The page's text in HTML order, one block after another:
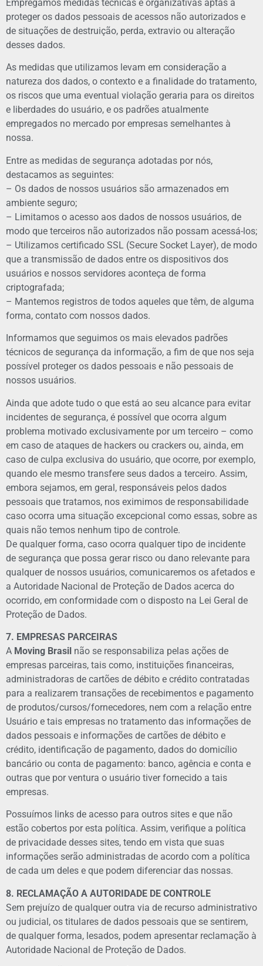
Empregamos medidas técnicas e organizativas aptas a
proteger os dados pessoais de acessos não autorizados e
de situações de destruição, perda, extravio ou alteração
desses dados.
As medidas que utilizamos levam em consideração a
natureza dos dados, o contexto e a finalidade do tratamento,
os riscos que uma eventual violação geraria para os direitos
e liberdades do usuário, e os padrões atualmente
empregados no mercado por empresas semelhantes à
nossa.
Entre as medidas de segurança adotadas por nós,
destacamos as seguintes:
– Os dados de nossos usuários são armazenados em
ambiente seguro;
– Limitamos o acesso aos dados de nossos usuários, de
modo que terceiros não autorizados não possam acessá-los;
– Utilizamos certificado SSL (Secure Socket Layer), de modo
que a transmissão de dados entre os dispositivos dos
usuários e nossos servidores aconteça de forma
criptografada;
– Mantemos registros de todos aqueles que têm, de alguma
forma, contato com nossos dados.
Informamos que seguimos os mais elevados padrões
técnicos de segurança da informação, a fim de que nos seja
possível proteger os dados pessoais e não pessoais de
nossos usuários.
Ainda que adote tudo o que está ao seu alcance para evitar
incidentes de segurança, é possível que ocorra algum
problema motivado exclusivamente por um terceiro – como
em caso de ataques de hackers ou crackers ou, ainda, em
caso de culpa exclusiva do usuário, que ocorre, por exemplo,
quando ele mesmo transfere seus dados a terceiro. Assim,
embora sejamos, em geral, responsáveis pelos dados
pessoais que tratamos, nos eximimos de responsabilidade
caso ocorra uma situação excepcional como essas, sobre as
quais não temos nenhum tipo de controle.
De qualquer forma, caso ocorra qualquer tipo de incidente
de segurança que possa gerar risco ou dano relevante para
qualquer de nossos usuários, comunicaremos os afetados e
a Autoridade Nacional de Proteção de Dados acerca do
ocorrido, em conformidade com o disposto na Lei Geral de
Proteção de Dados.
7. EMPRESAS PARCEIRAS
A Moving Brasil não se responsabiliza pelas ações de
empresas parceiras, tais como, instituições financeiras,
administradoras de cartões de débito e crédito contratadas
para a realizarem transações de recebimentos e pagamento
de produtos/cursos/fornecedores, nem com a relação entre
Usuário e tais empresas no tratamento das informações de
dados pessoais e informações de cartões de débito e
crédito, identificação de pagamento, dados do domicílio
bancário ou conta de pagamento: banco, agência e conta e
outras que por ventura o usuário tiver fornecido a tais
empresas.
Possuímos links de acesso para outros sites e que não
estão cobertos por esta política. Assim, verifique a política
de privacidade desses sites, tendo em vista que suas
informações serão administradas de acordo com a política
de cada um deles e que podem diferenciar das nossas.
8. RECLAMAÇÃO A AUTORIDADE DE CONTROLE
Sem prejuízo de qualquer outra via de recurso administrativo
ou judicial, os titulares de dados pessoais que se sentirem,
de qualquer forma, lesados, podem apresentar reclamação à
Autoridade Nacional de Proteção de Dados.